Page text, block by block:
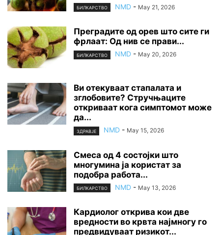
БИЛКАРСТВО NMD - May 21, 2026
Преградите од орев што сите ги
фрлаат: Од нив се прави...
БИЛКАРСТВО NMD - May 20, 2026
Ви отекуваат стапалата и
зглобовите? Стручњаците
откриваат кога симптомот може
да...
ЗДРАВЈЕ NMD - May 15, 2026
Смеса од 4 состојки што
многумина ја користат за
подобра работа...
БИЛКАРСТВО NMD - May 13, 2026
Кардиолог открива кои две
вредности во крвта најмногу го
предвидуваат ризикот...